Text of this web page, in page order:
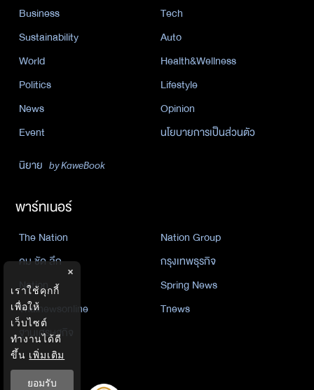
Business
Tech
Sustainability
Auto
World
Health&Wellness
Politics
Lifestyle
News
Opinion
Event
นโยบายการเป็นส่วนตัว
นิยาย by KaweBook
พาร์ทเนอร์
The Nation
Nation Group
คม ชัด ลึก
กรุงเทพธุรกิจ
Nation
Spring News
Thainewsonline
Tnews
ฐานเศรษฐกิจ
×
เราใช้คุกกี้
เพื่อให้
เว็บไซต์
ทำงานได้ดี
ขึ้น เพิ่มเติม
ยอมรับ